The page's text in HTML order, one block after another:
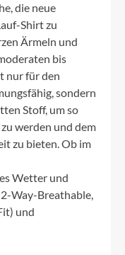
die neue
Shirt zu
Ärmeln und
bis
nur für den
sondern
Stoff, um so
werden und dem
zu bieten. Ob im
Wetter und
Way-Breathable,
und